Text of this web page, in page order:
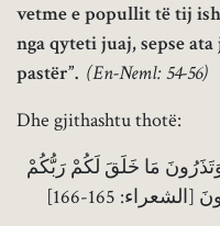
vetme e popullit të tij
nga qyteti juaj, sepse
pastër”. (En-Neml: 54-56)
Dhe gjithashtu thotë:
الذُّكْرَانَ مِنَ الْعَالَمِينَ ۝ وَتَذَرُونَ مَا خَلَقَ لَكُمْ رَبُّكُمْ
165-166]